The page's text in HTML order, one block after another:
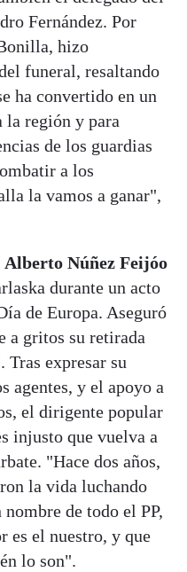
Fernández. Por
hizo
funeral, resaltando
ha convertido en un
región y para
de los guardias
a los
la vamos a ganar",
Alberto Núñez Feijóo
durante un acto
de Europa. Aseguró
a gritos su retirada
Tras expresar su
agentes, y el apoyo a
el dirigente popular
injusto que vuelva a
"Hace dos años,
la vida luchando
de todo el PP,
es el nuestro, y que
lo son".